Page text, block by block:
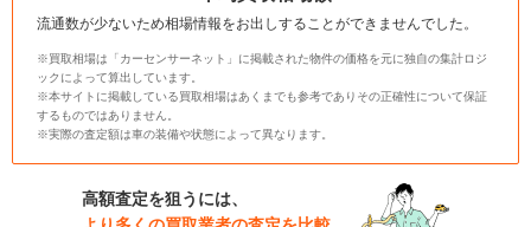
流通数が少ないため相場情報をお出しすることができませんでした。
※買取相場は「カーセンサーネット」に掲載された物件の価格を元に独自の集計ロジ
ックによって算出しています。
※本サイトに掲載している買取相場はあくまでも参考でありその正確性について保証
するものではありません。
※実際の査定額は車の装備や状態によって異なります。
高額査定を狙うには、